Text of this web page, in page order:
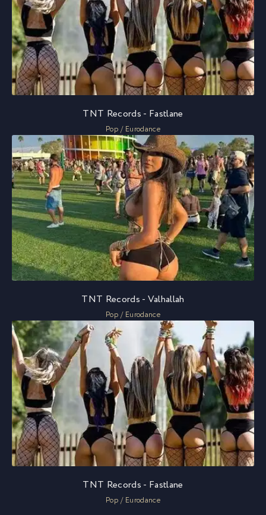
TNT Records - Fastlane
Pop / Eurodance
TNT Records - Valhallah
Pop / Eurodance
TNT Records - Fastlane
Pop / Eurodance